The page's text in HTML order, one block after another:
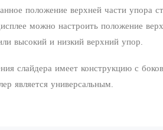
положение верхней части упора
можно настроить положение
высокий и низкий верхний упор.
слайдера имеет конструкцию с
является универсальным.